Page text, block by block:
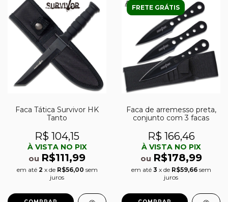
Faca Tática Survivor HK
Tanto
R$ 104,15
À VISTA NO PIX
ou R$111,99
em até 2 x de R$56,00 sem
juros
FRETE GRÁTIS
Faca de arremesso preta,
conjunto com 3 facas
R$ 166,46
À VISTA NO PIX
ou R$178,99
em até 3 x de R$59,66 sem
juros